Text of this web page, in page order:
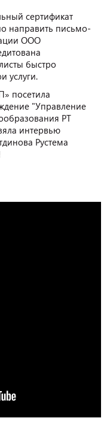
сертификат
направить письмо-
ООО
быстро
услуги.
посетила
"Управление
РТ
интервью
Рустема